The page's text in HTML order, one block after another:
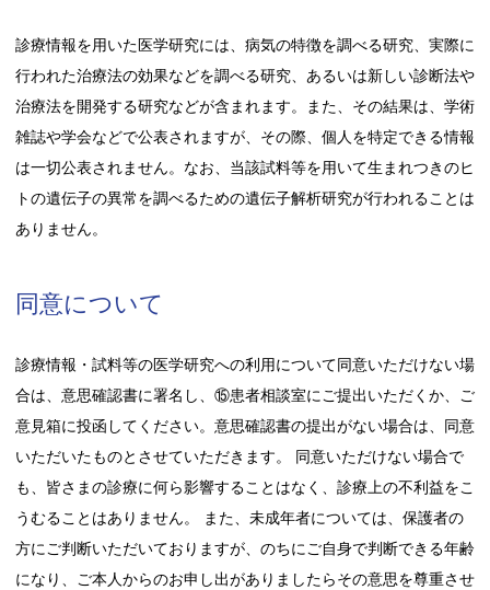
診療情報を用いた医学研究には、病気の特徴を調べる研究、実際に
行われた治療法の効果などを調べる研究、あるいは新しい診断法や
治療法を開発する研究などが含まれます。また、その結果は、学術
雑誌や学会などで公表されますが、その際、個人を特定できる情報
は一切公表されません。なお、当該試料等を用いて生まれつきのヒ
トの遺伝子の異常を調べるための遺伝子解析研究が行われることは
ありません。
同意について
診療情報・試料等の医学研究への利用について同意いただけない場
合は、意思確認書に署名し、⑮患者相談室にご提出いただくか、ご
意見箱に投函してください。意思確認書の提出がない場合は、同意
いただいたものとさせていただきます。 同意いただけない場合で
も、皆さまの診療に何ら影響することはなく、診療上の不利益をこ
うむることはありません。 また、未成年者については、保護者の
方にご判断いただいておりますが、のちにご自身で判断できる年齢
になり、ご本人からのお申し出がありましたらその意思を尊重させ